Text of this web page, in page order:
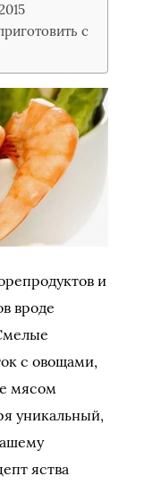
с
и
вроде
с овощами,
мясом
уникальный,
яства